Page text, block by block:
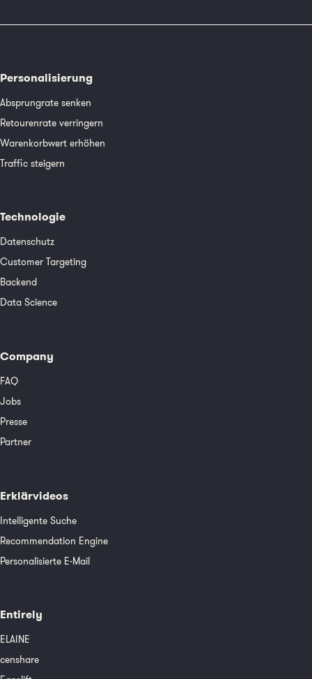
Personalisierung
Absprungrate senken
Retourenrate verringern
Warenkorbwert erhöhen
Traffic steigern
Technologie
Datenschutz
Customer Targeting
Backend
Data Science
Company
FAQ
Jobs
Presse
Partner
Erklärvideos
Intelligente Suche
Recommendation Engine
Personalisierte E-Mail
Entirely
ELAINE
censhare